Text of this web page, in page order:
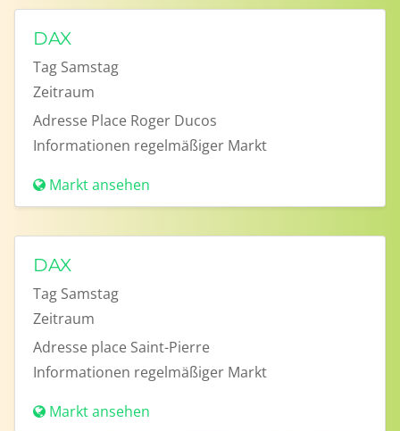
DAX
Tag Samstag
Zeitraum
Adresse Place Roger Ducos
Informationen regelmäßiger Markt
Markt ansehen
DAX
Tag Samstag
Zeitraum
Adresse place Saint-Pierre
Informationen regelmäßiger Markt
Markt ansehen